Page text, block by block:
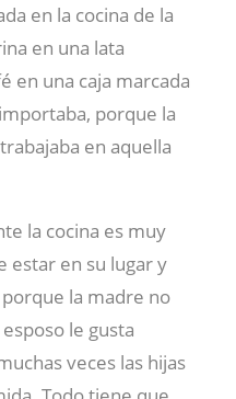
en la cocina de la
en una lata
en una caja marcada
porque la
en aquella
la cocina es muy
estar en su lugar y
la madre no
le gusta
veces las hijas